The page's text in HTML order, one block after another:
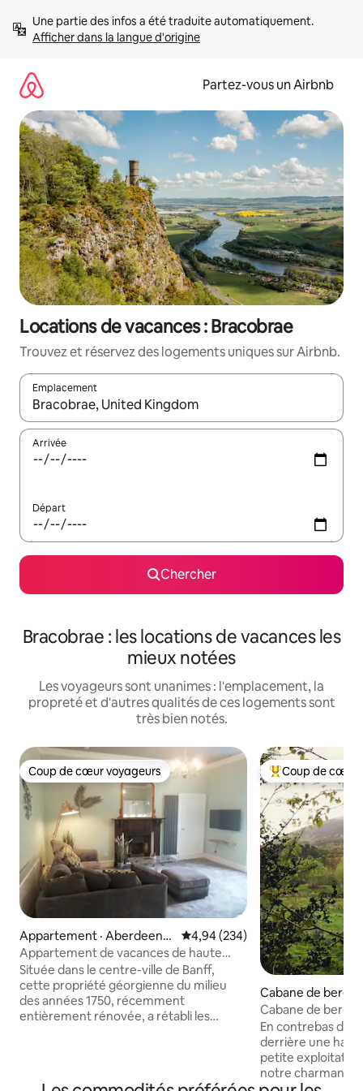
directement
Afficher dans la langue d'origine
Partez-vous un Airbnb
Locations de vacances : Bracobrae
Trouvez et réservez des logements uniques sur Airbnb.
Emplacement
Quand les résultats sont affichés, parcourez-les en utilisant
Arrivée
Départ
Chercher
Bracobrae : les locations de vacances les
mieux notées
Les voyageurs sont unanimes : l'emplacement, la
propreté et d'autres qualités de ces logements sont
très bien notés.
Coup de cœur voyageurs
Coup de cœur voyageurs
Appartement · Aberdeens
hire
Note moyenne de 4,94 sur 5,
4,94 (234)
Appartement de vacances de haute
qualité avec 2 chambres à Banff
Située dans le centre-ville de Banff,
cette propriété géorgienne du milieu
des années 1750, récemment
entièrement rénovée, a rétabli les
Coup de cœur
Coup de cœur
Cabane de berger
Cabane de
jacuzzi chauffé au
En contrebas
derrière une haie
petite
notre charmante